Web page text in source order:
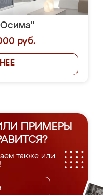
руб.
ПРИМЕРЫ
также или